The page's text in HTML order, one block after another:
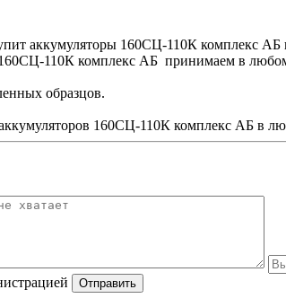
аккумуляторы 160СЦ-110К комплекс
110К комплекс АБ принимаем в
образцов.
160СЦ-110К комплекс АБ в